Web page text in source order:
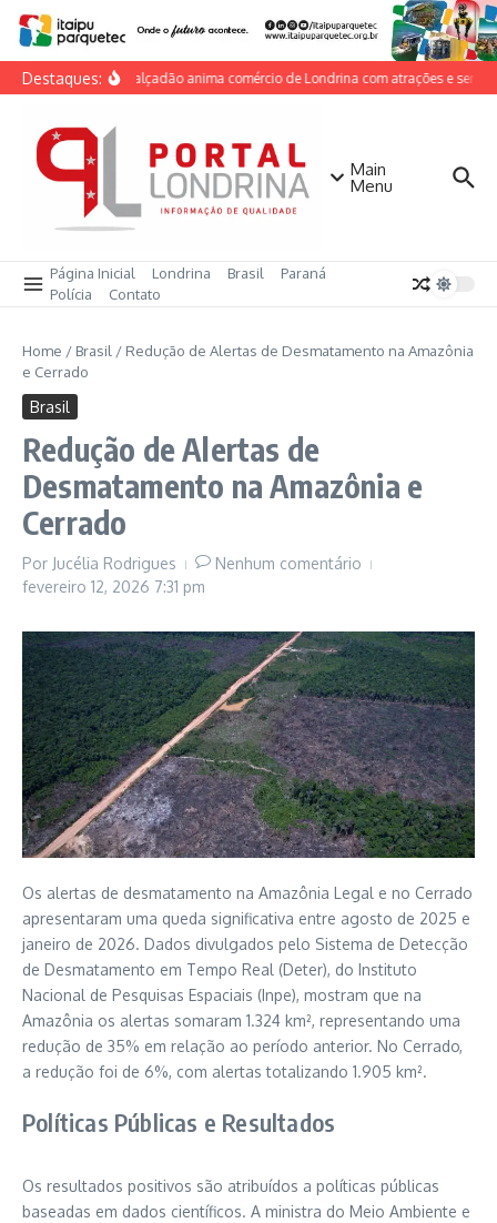
Ir para o conteúdo
Destaques:Dia do Calçadão anima comércio de Londrina com atrações e
Main
Menu
Página Inicial Londrina Brasil
Paraná
Polícia
Contato
Home / Brasil / Redução de Alertas de Desmatamento na Amazônia
e Cerrado
Brasil
Redução de Alertas de
Desmatamento na Amazônia e
Cerrado
Por Jucélia Rodrigues
Nenhum comentário
fevereiro 12, 2026 7:31 pm
Os alertas de desmatamento na Amazônia Legal e no Cerrado
apresentaram uma queda significativa entre agosto de 2025 e
janeiro de 2026. Dados divulgados pelo Sistema de Detecção
de Desmatamento em Tempo Real (Deter), do Instituto
Nacional de Pesquisas Espaciais (Inpe), mostram que na
Amazônia os alertas somaram 1.324 km², representando uma
redução de 35% em relação ao período anterior. No Cerrado,
a redução foi de 6%, com alertas totalizando 1.905 km².
Políticas Públicas e Resultados
Os resultados positivos são atribuídos a políticas públicas
baseadas em dados científicos. A ministra do Meio Ambiente e